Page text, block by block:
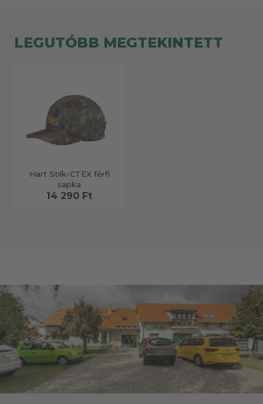
LEGUTÓBB MEGTEKINTETT
Hart Stilk-CTEX férfi
sapka
14 290 Ft